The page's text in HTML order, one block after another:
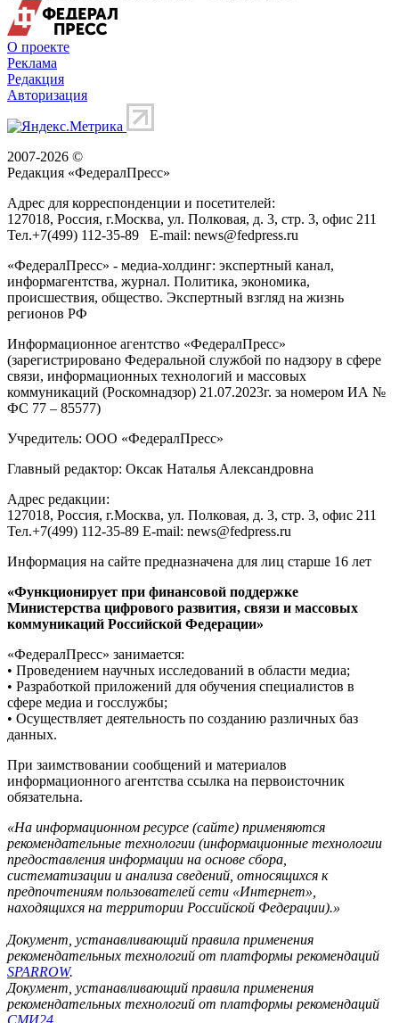
О проекте
Реклама
Редакция
Авторизация
2007-2026 ©
Редакция «ФедералПресс»
Адрес для корреспонденции и посетителей:
127018, Россия, г.Москва, ул. Полковая, д. 3, стр. 3, офис 211
Тел.+7(499) 112-35-89 E-mail: news@fedpress.ru
«ФедералПресс» - медиа-холдинг: экспертный канал,
информагентства, журнал. Политика, экономика,
происшествия, общество. Экспертный взгляд на жизнь
регионов РФ
Информационное агентство «ФедералПресс»
(зарегистрировано Федеральной службой по надзору в сфере
связи, информационных технологий и массовых
коммуникаций (Роскомнадзор) 21.07.2023г. за номером ИА №
ФС 77 – 85577)
Учредитель: ООО «ФедералПресс»
Главный редактор: Оксак Наталья Александровна
Адрес редакции:
127018, Россия, г.Москва, ул. Полковая, д. 3, стр. 3, офис 211
Тел.+7(499) 112-35-89 E-mail: news@fedpress.ru
Информация на сайте предназначена для лиц старше 16 лет
«Функционирует при финансовой поддержке
Министерства цифрового развития, связи и массовых
коммуникаций Российской Федерации»
«ФедералПресс» занимается:
• Проведением научных исследований в области медиа;
• Разработкой приложений для обучения специалистов в
сфере медиа и госслужбы;
• Осуществляет деятельность по созданию различных баз
данных.
При заимствовании сообщений и материалов
информационного агентства ссылка на первоисточник
обязательна.
«На информационном ресурсе (сайте) применяются
рекомендательные технологии (информационные технологии
предоставления информации на основе сбора,
систематизации и анализа сведений, относящихся к
предпочтениям пользователей сети «Интернет»,
находящихся на территории Российской Федерации).»
Документ, устанавливающий правила применения
рекомендательных технологий от платформы рекомендаций
SPARROW.
Документ, устанавливающий правила применения
рекомендательных технологий от платформы рекомендаций
СМИ24